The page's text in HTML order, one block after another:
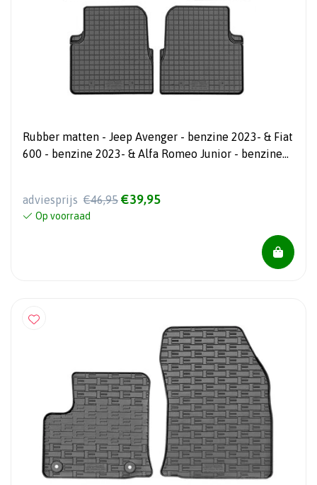
Rubber matten - Jeep Avenger - benzine 2023- & Fiat
600 - benzine 2023- & Alfa Romeo Junior - benzine
adviesprijs €46,95 €39,95
Op voorraad